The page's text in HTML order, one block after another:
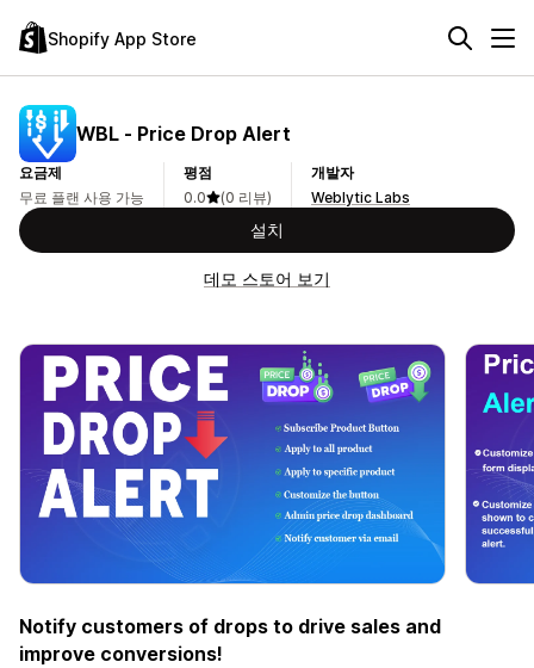
Shopify App Store
WBL ‑ Price Drop Alert
요금제
무료 플랜 사용 가능
평점
0.0
(0 리뷰)
개발자
Weblytic Labs
설치
데모 스토어 보기
Notify customers of drops to drive sales and
improve conversions!